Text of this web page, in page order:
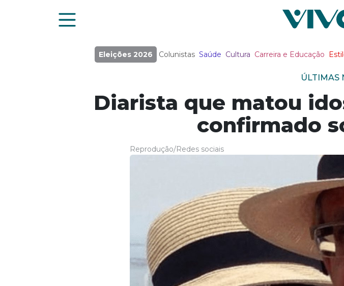
Eleições 2026 Colunistas Saúde Cultura Carreira e Educação
ÚLTIMAS
Diarista que matou
confirmado
Reprodução/Redes sociais